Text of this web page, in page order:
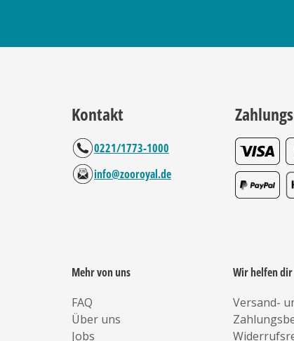
Kontakt
0221/1773-1000
info@zooroyal.de
Mehr von uns
FAQ
Über uns
Jobs
Wir helfen dir
Versand-